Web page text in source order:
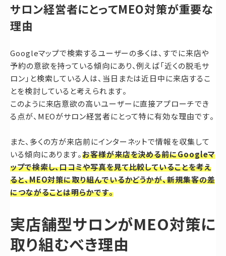
サロン経営者にとってMEO対策が重要な
理由
Googleマップで検索するユーザーの多くは、すでに来店や
予約の意欲を持っている傾向にあり、例えば「近くの脱毛サ
ロン」と検索している人は、当日または近日中に来店するこ
とを検討していると考えられます。
このように来店意欲の高いユーザーに直接アプローチでき
る点が、MEOがサロン経営者にとって特に有効な理由です。
また、多くの方が来店前にインターネットで情報を収集して
いる傾向にあります。お客様が来店を決める前にGoogleマ
ップで検索し、口コミや写真を見て比較していることを考え
ると、MEO対策に取り組んでいるかどうかが、新規集客の差
につながることは明らかです。
実店舗型サロンがMEO対策に
取り組むべき理由